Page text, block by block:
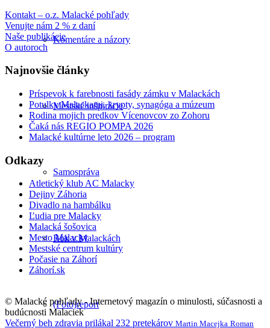
Komentáre a názory
Mestské inšpirácie
Samospráva
Rok v Malackách
(Foto)report
Kontakt – o.z. Malacké pohľady
Venujte nám 2 % z daní
Naše publikácie
O autoroch
Najnovšie články
Príspevok k farebnosti fasády zámku v Malackách
Potulky Malackami, krypty, synagóga a múzeum
Rodina mojich predkov Vícenovcov zo Zohoru
Čaká nás REGIO POMPA 2026
Malacké kultúrne leto 2026 – program
Odkazy
Atletický klub AC Malacky
Dejiny Záhoria
Divadlo na hambálku
Ľudia pre Malacky
Malacká šošovica
Mesto Malacky
Mestské centrum kultúry
Počasie na Záhorí
Záhorí.sk
© Malacké pohľady - Internetový magazín o minulosti, súčasnosti a
budúcnosti Malaciek
Večerný beh zdravia prilákal 232 pretekárov Martin Macejka Roman